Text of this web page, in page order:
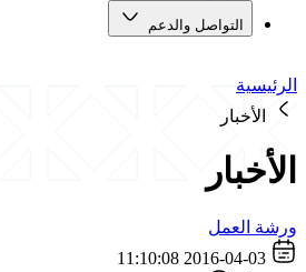
التواصل والدعم
الرئيسية
الأخبار
الأخبار
ورشة العمل
2016-04-03 11:10:08